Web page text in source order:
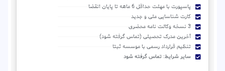
پاسپورت با مهلت حداقل 6 ماهه تا پایان انقضا
کارت شناسایی ملی و جدید
3 نسخه وکالت نامه محضری
آخرین مدرک تحصیلی (تماس گرفته شود)
تنظیم قرارداد رسمی با موسسه ثبتا
سایر شرایط: تماس گرفته شود